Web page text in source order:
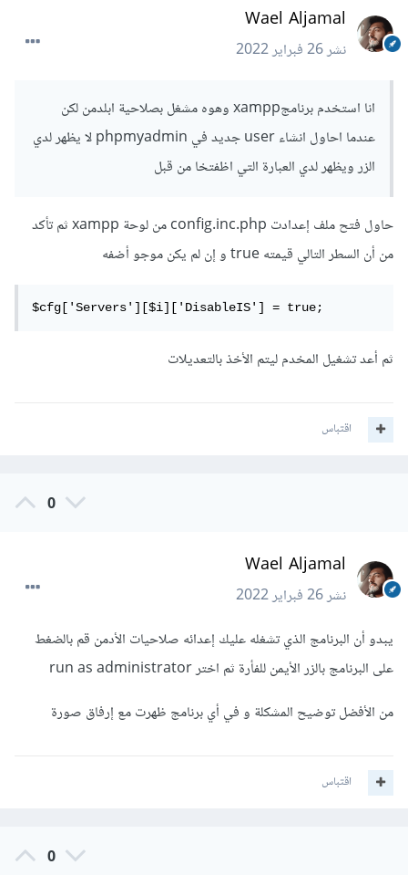
Wael Aljamal
نشر26 فبراير 2022
انا استخدم برنامجxampp وهوه مشغل بصلاحية ابلدمن لكن
عندما احاول انشاء user جديد في phpmyadmin لا يظهر لدي
الزر ويظهر لدي العبارة التي اظفتخا من قبل
حاول فتح ملف إعدادت config.inc.php من لوحة xampp ثم تأكد
من أن السطر التالي قيمته true و إن لم يكن موجو أضفه
$cfg['Servers'][$i]['DisableIS'] = true;
ثم أعد تشغيل المخدم ليتم الأخذ بالتعديلات
اقتباس
0
Wael Aljamal
نشر26 فبراير 2022
يبدو أن البرنامج الذي تشغله عليك إعدائه صلاحيات الأدمن قم بالضغط
على البرنامج بالزر الأيمن للفأرة ثم اختر run as administrator
من الأفضل توضيح المشكلة و في أي برنامج ظهرت مع إرفاق صورة
اقتباس
0